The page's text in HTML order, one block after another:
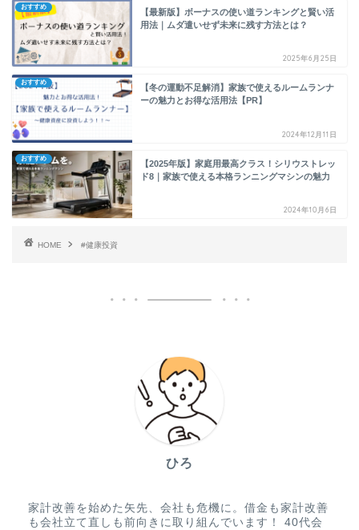
おすすめ
【最新版】ボーナスの使い道ランキングと賢い活
用法｜ムダ遣いせず未来に残す方法とは？
2025年6月25日
おすすめ
【冬の運動不足解消】家族で使えるルームランナ
ーの魅力とお得な活用法【PR】
2024年12月11日
おすすめ
【2025年版】家庭用最高クラス！シリウストレッ
ド8｜家族で使える本格ランニングマシンの魅力
2024年10月6日
HOME #健康投資
ひろ
家計改善を始めた矢先、会社も危機に。借金も家計改善
も会社立て直しも前向きに取り組んでいます！ 40代会